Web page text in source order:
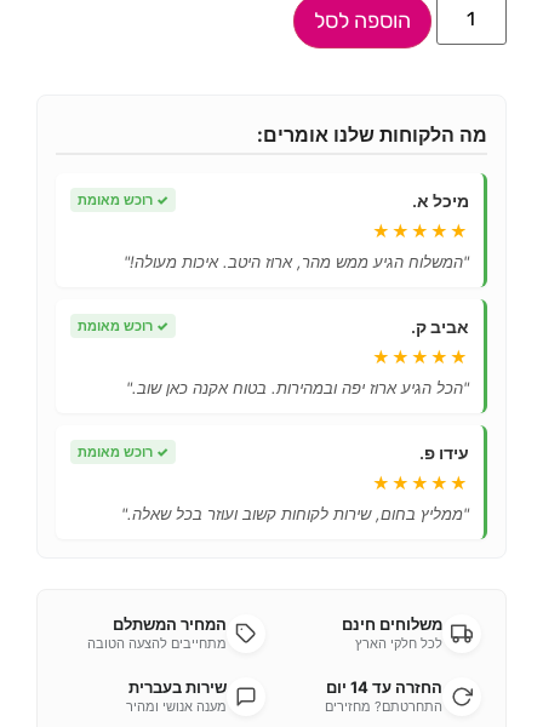
הוספה לסל
מה הלקוחות שלנו אומרים:
מיכל א. ✓ רוכש מאומת
★★★★★
"המשלוח הגיע ממש מהר, ארוז היטב. איכות מעולה!"
אביב ק. ✓ רוכש מאומת
★★★★★
"הכל הגיע ארוז יפה ובמהירות. בטוח אקנה כאן שוב."
עידו פ. ✓ רוכש מאומת
★★★★★
"ממליץ בחום, שירות לקוחות קשוב ועוזר בכל שאלה."
משלוחים חינם
לכל חלקי הארץ
המחיר המשתלם
מתחייבים להצעה הטובה
החזרה עד 14 יום
התחרטתם? מחזירים
שירות בעברית
מענה אנושי ומהיר